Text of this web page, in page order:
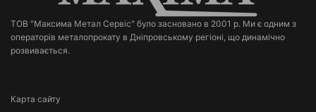
ТОВ "Максима Метал Сервіс" було засновано в 2001 р. Ми є одним з
операторів металопрокату в Дніпровському регіоні, що динамічно
розвивається.
Карта сайту